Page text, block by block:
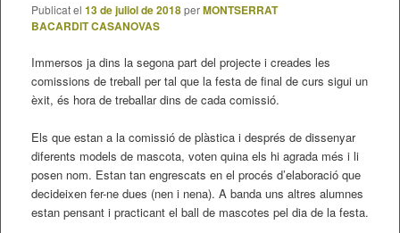
Publicat el 13 de juliol de 2018perMONTSERRAT
BACARDIT CASANOVAS
Immersos ja dins la segona part del projecte i creades les
comissions de treball per tal que la festa de final de curs sigui un
èxit, és hora de treballar dins de cada comissió.
Els que estan a la comissió de plàstica i després de dissenyar
diferents models de mascota, voten quina els hi agrada més i li
posen nom. Estan tan engrescats en el procés d’elaboració que
decideixen fer-ne dues (nen i nena). A banda uns altres alumnes
estan pensant i practicant el ball de mascotes pel dia de la festa.